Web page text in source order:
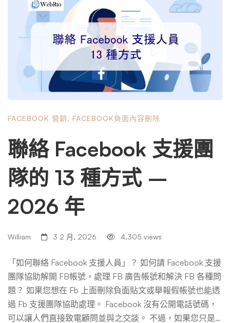
FACEBOOK 營銷, FACEBOOK負面內容刪除
聯絡 Facebook 支援團
隊的 13 種方式 –
2026 年
William 3 2 月, 2026 4,305 views
「如何聯絡 Facebook 支援人員」？ 如何請 Facebook 支援
團隊協助解開 FB帳號，處理 FB 廣告帳號和解決 FB 各種問
題？ 如果您想在 Fb 上面刪除負面貼文或舉報假帳號也能透
過 Fb 支援團隊協助處理。 Facebook 沒有公開電話號碼，
可以讓人們直接致電顧問並與之交談。 不過，如果您只是